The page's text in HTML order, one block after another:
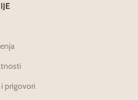
prigovori